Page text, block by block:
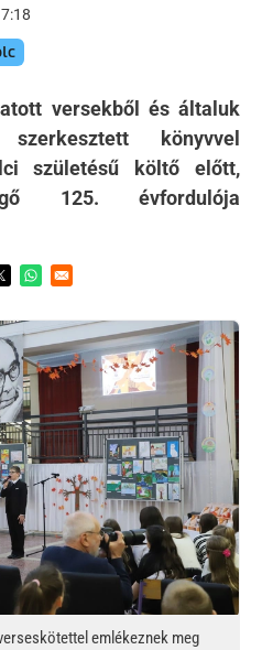
versekből és általuk
könyvvel
születésű költő előtt,
125. évfordulója
in a new window
in a new window
Opens in a new window
emlékeznek meg